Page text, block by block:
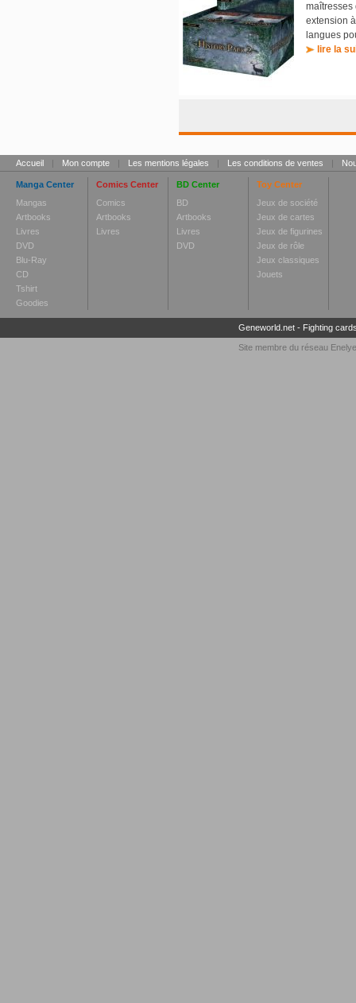
maîtresses
extension
langues
lire la
Accueil | Mon compte | Les mentions légales | Les conditions de ventes |
Manga Center
Mangas
Artbooks
Livres
DVD
Blu-Ray
CD
Tshirt
Goodies
Comics Center
Comics
Artbooks
Livres
BD Center
BD
Artbooks
Livres
DVD
Toy Center
Jeux de société
Jeux de cartes
Jeux de figurines
Jeux de rôle
Jeux classiques
Jouets
Geneworld.net- Fighting
Site membre du réseau Enelye